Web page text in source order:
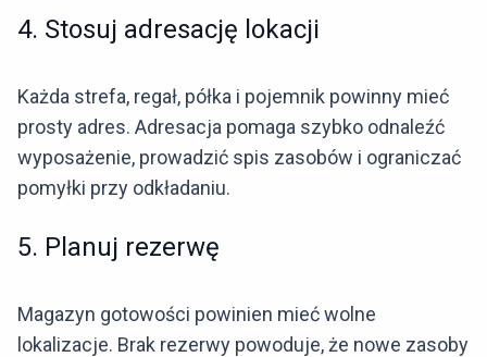
4. Stosuj adresację lokacji
Każda strefa, regał, półka i pojemnik powinny mieć
prosty adres. Adresacja pomaga szybko odnaleźć
wyposażenie, prowadzić spis zasobów i ograniczać
pomyłki przy odkładaniu.
5. Planuj rezerwę
Magazyn gotowości powinien mieć wolne
lokalizacje. Brak rezerwy powoduje, że nowe zasoby